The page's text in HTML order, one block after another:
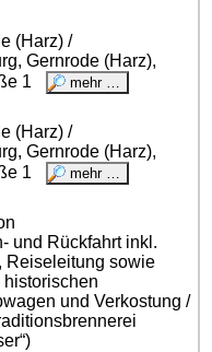
(Harz) /
Gernrode (Harz),
1
(Harz) /
Gernrode (Harz),
1
und Rückfahrt inkl.
Reiseleitung sowie
historischen
und Verkostung /